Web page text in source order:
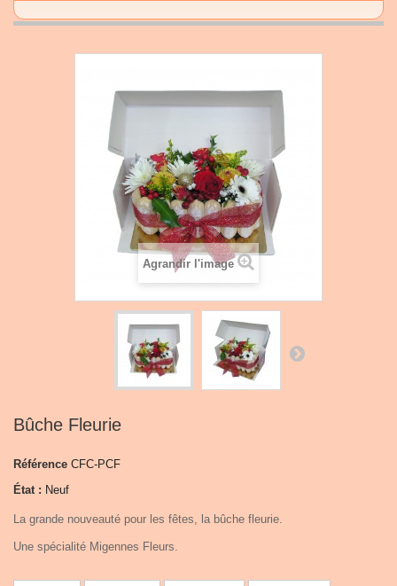
Agrandir l'image
Bûche Fleurie
Référence CFC-PCF
État : Neuf
La grande nouveauté pour les fêtes, la bûche fleurie.
Une spécialité Migennes Fleurs.